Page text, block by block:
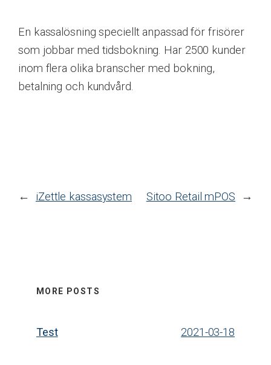
En kassalösning speciellt anpassad för frisörer
som jobbar med tidsbokning. Har 2500 kunder
inom flera olika branscher med bokning,
betalning och kundvård.
← iZettle kassasystem Sitoo Retail mPOS →
MORE POSTS
Test 2021-03-18